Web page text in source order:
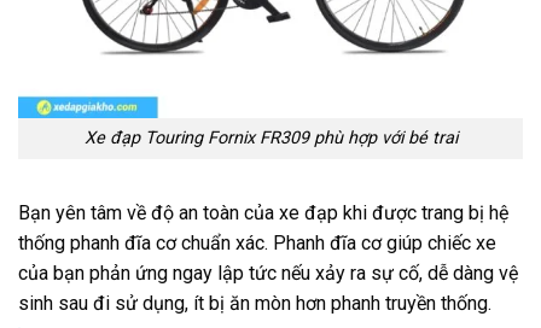
Xe đạp Touring Fornix FR309 phù hợp với bé trai
Bạn yên tâm về độ an toàn của xe đạp khi được trang bị hệ
thống phanh đĩa cơ chuẩn xác. Phanh đĩa cơ giúp chiếc xe
của bạn phản ứng ngay lập tức nếu xảy ra sự cố, dễ dàng vệ
sinh sau đi sử dụng, ít bị ăn mòn hơn phanh truyền thống.